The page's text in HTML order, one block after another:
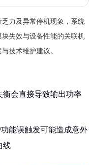
力及异常停机现象，系统
失效与设备性能的关联机
技术维护建议。
衡会直接导致输出功率
能误触发可能造成意外
线